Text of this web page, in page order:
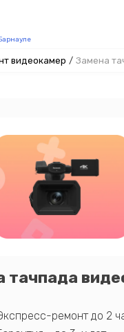
видеокамер / Замена
тачпада
ремонт до 2